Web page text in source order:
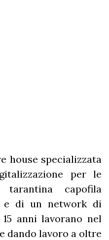
house specializzata
per le
tarantina capofila
e di un network di
anni lavorano nel
dando lavoro a oltre